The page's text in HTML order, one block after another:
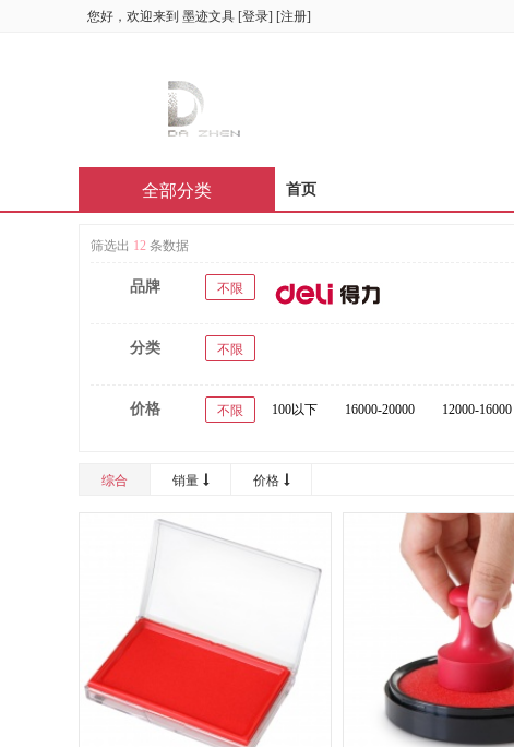
您好，欢迎来到 墨迹文具 [登录] [注册]
首页
全部分类
筛选出 12 条数据
品牌 不限
分类 不限
价格 不限 100以下 16000-20000 12000-16000
综合 销量 价格